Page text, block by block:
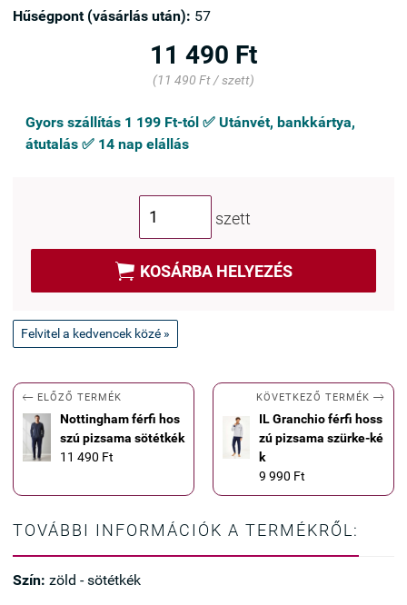
Hűségpont (vásárlás után): 57
11 490 Ft
(11 490 Ft / szett)
Gyors szállítás 1 199 Ft-tól ✅ Utánvét, bankkártya,
átutalás ✅ 14 nap elállás
szett
 KOSÁRBA HELYEZÉS
Felvitel a kedvencek közé »
 ELŐZŐ TERMÉK
Nottingham férfi hos
szú pizsama sötétkék
11 490 Ft
KÖVETKEZŐ TERMÉK 
IL Granchio férfi hoss
zú pizsama szürke-ké
k
9 990 Ft
TOVÁBBI INFORMÁCIÓK A TERMÉKRŐL:
Szín: zöld - sötétkék